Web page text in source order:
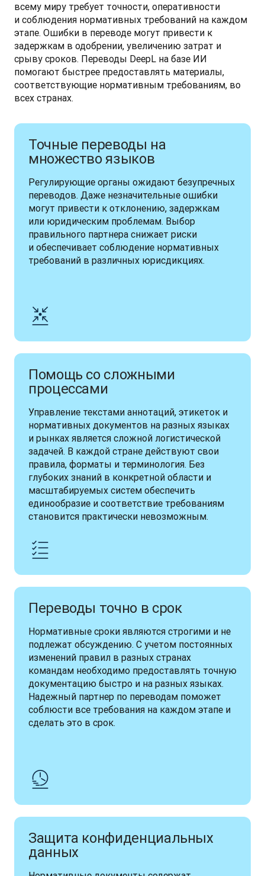
всему миру требует точности, оперативности
и соблюдения нормативных требований на каждом
этапе. Ошибки в переводе могут привести к
задержкам в одобрении, увеличению затрат и
срыву сроков. Переводы DeepL на базе ИИ
помогают быстрее предоставлять материалы,
соответствующие нормативным требованиям, во
всех странах.
Точные переводы на
множество языков
Регулирующие органы ожидают безупречных
переводов. Даже незначительные ошибки
могут привести к отклонению, задержкам
или юридическим проблемам. Выбор
правильного партнера снижает риски
и обеспечивает соблюдение нормативных
требований в различных юрисдикциях.
Помощь со сложными
процессами
Управление текстами аннотаций, этикеток и
нормативных документов на разных языках
и рынках является сложной логистической
задачей. В каждой стране действуют свои
правила, форматы и терминология. Без
глубоких знаний в конкретной области и
масштабируемых систем обеспечить
единообразие и соответствие требованиям
становится практически невозможным.
Переводы точно в срок
Нормативные сроки являются строгими и не
подлежат обсуждению. С учетом постоянных
изменений правил в разных странах
командам необходимо предоставлять точную
документацию быстро и на разных языках.
Надежный партнер по переводам поможет
соблюсти все требования на каждом этапе и
сделать это в срок.
Защита конфиденциальных
данных